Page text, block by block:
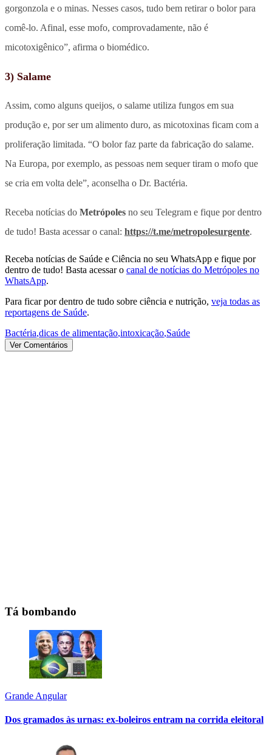
gorgonzola e o minas. Nesses casos, tudo bem retirar o bolor para
comê-lo. Afinal, esse mofo, comprovadamente, não é
micotoxigênico”, afirma o biomédico.
3) Salame
Assim, como alguns queijos, o salame utiliza fungos em sua
produção e, por ser um alimento duro, as micotoxinas ficam com a
proliferação limitada. “O bolor faz parte da fabricação do salame.
Na Europa, por exemplo, as pessoas nem sequer tiram o mofo que
se cria em volta dele”, aconselha o Dr. Bactéria.
Receba notícias do Metrópoles no seu Telegram e fique por dentro
de tudo! Basta acessar o canal: https://t.me/metropolesurgente.
Receba notícias de Saúde e Ciência no seu WhatsApp e fique por
dentro de tudo! Basta acessar o canal de notícias do Metrópoles no
WhatsApp.
Para ficar por dentro de tudo sobre ciência e nutrição, veja todas as
reportagens de Saúde.
Bactéria,dicas de alimentação,intoxicação,Saúde
Ver Comentários
Tá bombando
Grande Angular
Dos gramados às urnas: ex-boleiros entram na corrida eleitoral